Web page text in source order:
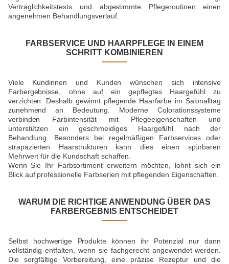
Verträglichkeitstests und abgestimmte Pflegeroutinen einen
angenehmen Behandlungsverlauf.
FARBSERVICE UND HAARPFLEGE IN EINEM
SCHRITT KOMBINIEREN
Viele Kundinnen und Kunden wünschen sich intensive
Farbergebnisse, ohne auf ein gepflegtes Haargefühl zu
verzichten. Deshalb gewinnt pflegende Haarfarbe im Salonalltag
zunehmend an Bedeutung. Moderne Colorationssysteme
verbinden Farbintensität mit Pflegeeigenschaften und
unterstützen ein geschmeidiges Haargefühl nach der
Behandlung. Besonders bei regelmäßigen Farbservices oder
strapazierten Haarstrukturen kann dies einen spürbaren
Mehrwert für die Kundschaft schaffen.
Wenn Sie Ihr Farbsortiment erweitern möchten, lohnt sich ein
Blick auf professionelle Farbserien mit pflegenden Eigenschaften.
WARUM DIE RICHTIGE ANWENDUNG ÜBER DAS
FARBERGEBNIS ENTSCHEIDET
Selbst hochwertige Produkte können ihr Potenzial nur dann
vollständig entfalten, wenn sie fachgerecht angewendet werden.
Die sorgfältige Vorbereitung, eine präzise Rezeptur und die